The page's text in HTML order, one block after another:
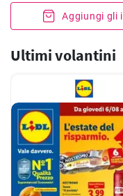
Aggiungi gli
Ultimi volantini